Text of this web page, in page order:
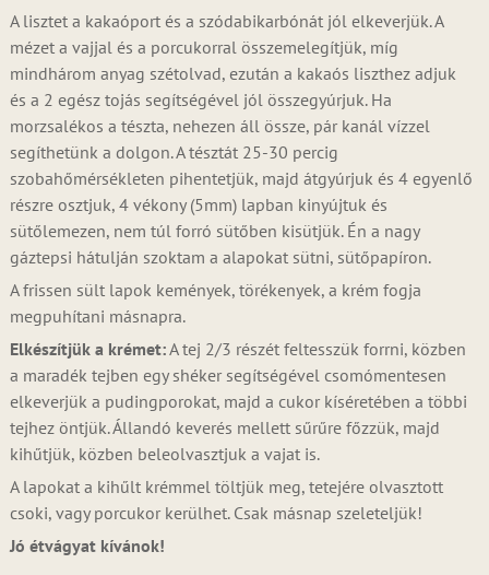
A lisztet a kakaóport és a szódabikarbónát jól elkeverjük. A
mézet a vajjal és a porcukorral összemelegítjük, míg
mindhárom anyag szétolvad, ezután a kakaós liszthez adjuk
és a 2 egész tojás segítségével jól összegyúrjuk. Ha
morzsalékos a tészta, nehezen áll össze, pár kanál vízzel
segíthetünk a dolgon. A tésztát 25-30 percig
szobahőmérsékleten pihentetjük, majd átgyúrjuk és 4 egyenlő
részre osztjuk, 4 vékony (5mm) lapban kinyújtuk és
sütőlemezen, nem túl forró sütőben kisütjük. Én a nagy
gáztepsi hátulján szoktam a alapokat sütni, sütőpapíron.
A frissen sült lapok kemények, törékenyek, a krém fogja
megpuhítani másnapra.
Elkészítjük a krémet:A tej 2/3 részét feltesszük forrni, közben
a maradék tejben egy shéker segítségével csomómentesen
elkeverjük a pudingporokat, majd a cukor kíséretében a többi
tejhez öntjük. Állandó keverés mellett sűrűre főzzük, majd
kihűtjük, közben beleolvasztjuk a vajat is.
A lapokat a kihűlt krémmel töltjük meg, tetejére olvasztott
csoki, vagy porcukor kerülhet. Csak másnap szeleteljük!
Jó étvágyat kívánok!